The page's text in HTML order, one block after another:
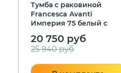
Тумба с раковиной
Francesca Avanti
Империя 75 белый с
подсветкой (3дв+2ящ, ум.
Элеганс 75)
20 750 руб
25 940 руб